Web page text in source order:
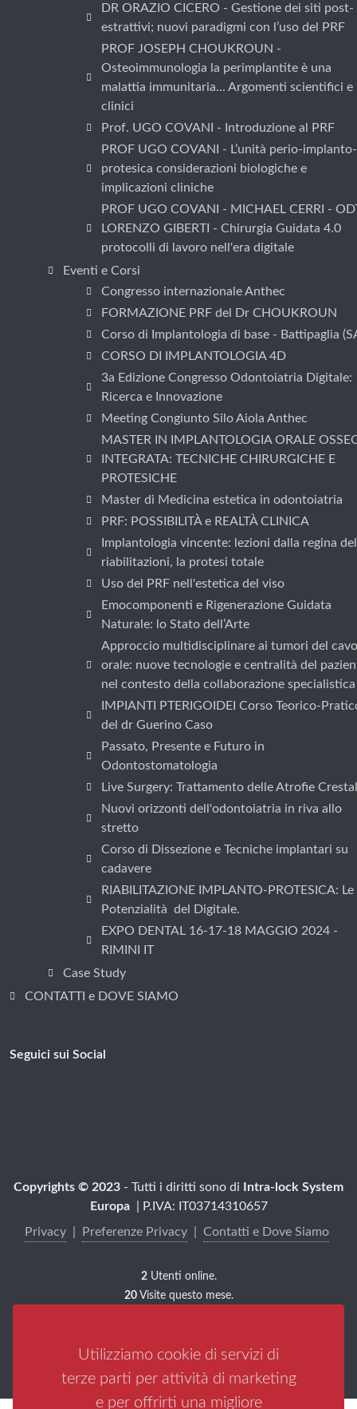
Utilizziamo cookie di servizi di
terze parti per attività di marketing
e per offrirti una migliore
DR ORAZIO CICERO - Gestione dei siti post-
estrattivi; nuovi paradigmi con l’uso del PRF
PROF JOSEPH CHOUKROUN -
Osteoimmunologia la perimplantite è una
malattia immunitaria... Argomenti scientifici e
clinici
Prof. UGO COVANI - Introduzione al PRF
PROF UGO COVANI - L’unità perio-implanto-
protesica considerazioni biologiche e
implicazioni cliniche
PROF UGO COVANI - MICHAEL CERRI -
LORENZO GIBERTI - Chirurgia Guidata 4.0
protocolli di lavoro nell'era digitale
Eventi e Corsi
Congresso internazionale Anthec
FORMAZIONE PRF del Dr CHOUKROUN
Corso di Implantologia di base - Battipaglia
CORSO DI IMPLANTOLOGIA 4D
3a Edizione Congresso Odontoiatria Digitale:
Ricerca e Innovazione
Meeting Congiunto Silo Aiola Anthec
MASTER IN IMPLANTOLOGIA ORALE
INTEGRATA: TECNICHE CHIRURGICHE E
PROTESICHE
Master di Medicina estetica in odontoiatria
PRF: POSSIBILITÀ e REALTÀ CLINICA
Implantologia vincente: lezioni dalla regina
riabilitazioni, la protesi totale
Uso del PRF nell'estetica del viso
Emocomponenti e Rigenerazione Guidata
Naturale: lo Stato dell’Arte
Approccio multidisciplinare ai tumori del cavo
orale: nuove tecnologie e centralità del
nel contesto della collaborazione specialistica
IMPIANTI PTERIGOIDEI Corso Teorico-
del dr Guerino Caso
Passato, Presente e Futuro in
Odontostomatologia
Live Surgery: Trattamento delle Atrofie
Nuovi orizzonti dell'odontoiatria in riva allo
stretto
Corso di Dissezione e Tecniche implantari su
cadavere
RIABILITAZIONE IMPLANTO-PROTESICA: Le
Potenzialità del Digitale.
EXPO DENTAL 16-17-18 MAGGIO 2024 -
RIMINI IT
Case Study
CONTATTI e DOVE SIAMO
Seguici sui Social
Copyrights © 2023 - Tutti i diritti sono di
Intra-lock System
Europa
| P.IVA: IT03714310657
Privacy
Preferenze Privacy Contatti e Dove Siamo
2Utenti online.
20Visite questo mese.
Web Marketing 3.0 by Multimediaservice